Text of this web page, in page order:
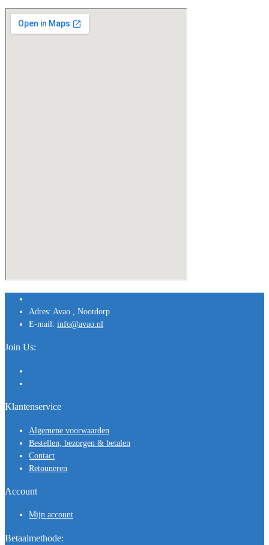
Adres: Avao , Nootdorp
E-mail: info@avao.nl
Join Us:
Klantenservice
Algemene voorwaarden
Bestellen, bezorgen & betalen
Contact
Retouneren
Account
Mijn account
Betaalmethode: